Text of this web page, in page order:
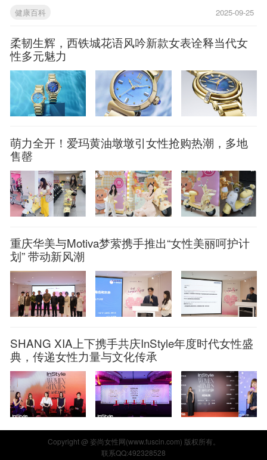
健康百科 2025-09-25
柔韧生辉，西铁城花语风吟新款女表诠释当代女
性多元魅力
萌力全开！爱玛黄油墩墩引女性抢购热潮，多地
售罄
重庆华美与Motiva梦萦携手推出“女性美丽呵护计
划” 带动新风潮
SHANG XIA上下携手共庆InStyle年度时代女性盛
典，传递女性力量与文化传承
Copyright @ 姿尚女性网(www.fuscin.com) 版权所有。
联系QQ:492328528